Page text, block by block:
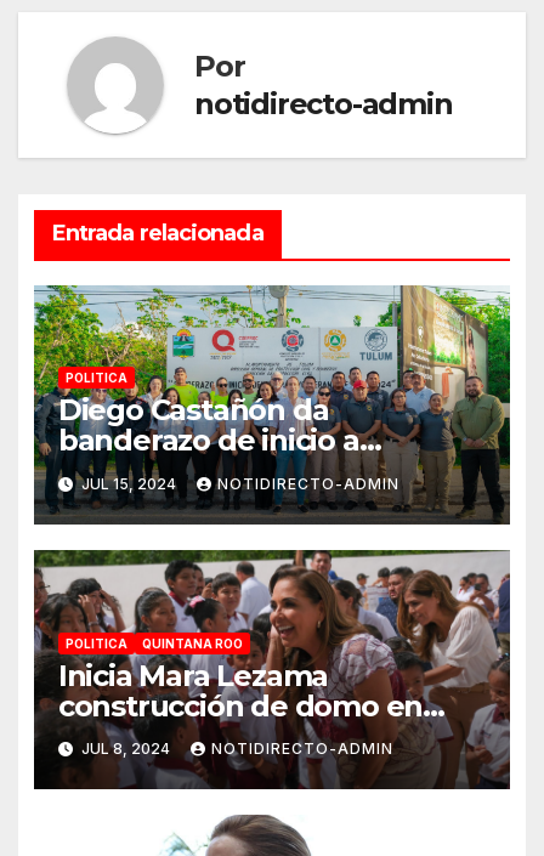
Por
notidirecto-admin
Entrada relacionada
POLITICA
Diego Castañón da
banderazo de inicio a
Operativo Verano Seguro
2024
JUL 15, 2024 NOTIDIRECTO-ADMIN
POLITICA QUINTANA ROO
Inicia Mara Lezama
construcción de domo en
Primaria “Ermilo Abreu
Gómez” en Benito Juárez
para bienestar de alumnas y
alumnos
JUL 8, 2024 NOTIDIRECTO-ADMIN